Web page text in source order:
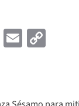
Messenger
Email